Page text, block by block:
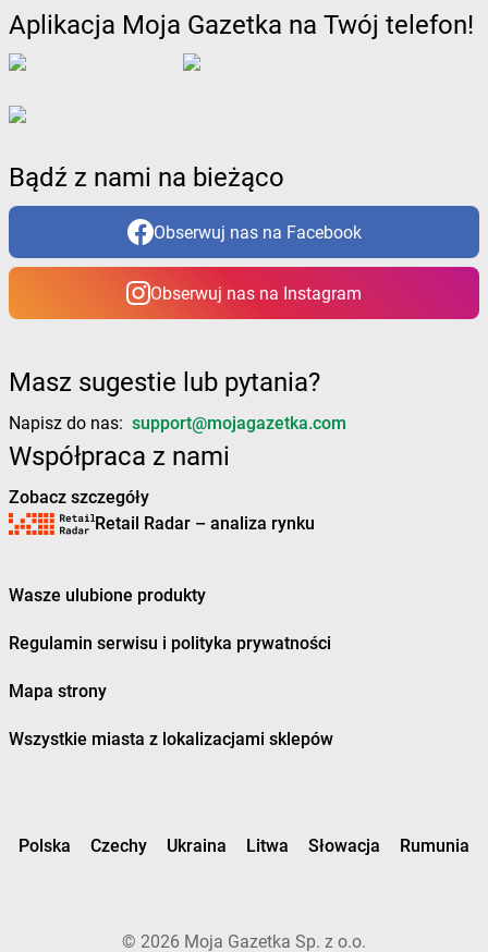
Żabka
Borawe
Żabka Borek Stary
Żabka
Borek Wielkopolski
Żabka
Żabka Borowa
Żabka Borowianka
Żabka
Borówiec
Borówno
Żabka Borowo
Boruja Kościelna
Żabka Borzęcin Duży
Żabka Borzytuchom
Boża Wola
Żabka Bralin
Żabka Branice
Żabka Brańsk
Żabka Brenna
Żabka
Brodnica Górna
Żabka Brody
Żabka Bronina
Żabka Bruskowo Wielkie
Żabka Brzączowice
Aplikacja Moja Gazetka na Twój telefon!
Bądź z nami na bieżąco
Obserwuj nas na Facebook
Obserwuj nas na Instagram
Masz sugestie lub pytania?
Napisz do nas: support@mojagazetka.com
Współpraca z nami
Zobacz szczegóły
Retail Radar – analiza rynku
Wasze ulubione produkty
Regulamin serwisu i polityka prywatności
Mapa strony
Wszystkie miasta z lokalizacjami sklepów
Polska Czechy Ukraina Litwa Słowacja Rumunia
© 2026 Moja Gazetka Sp. z o.o.